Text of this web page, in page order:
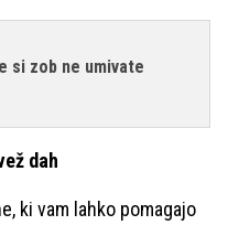
si zob ne umivate
dah
ki vam lahko pomagajo